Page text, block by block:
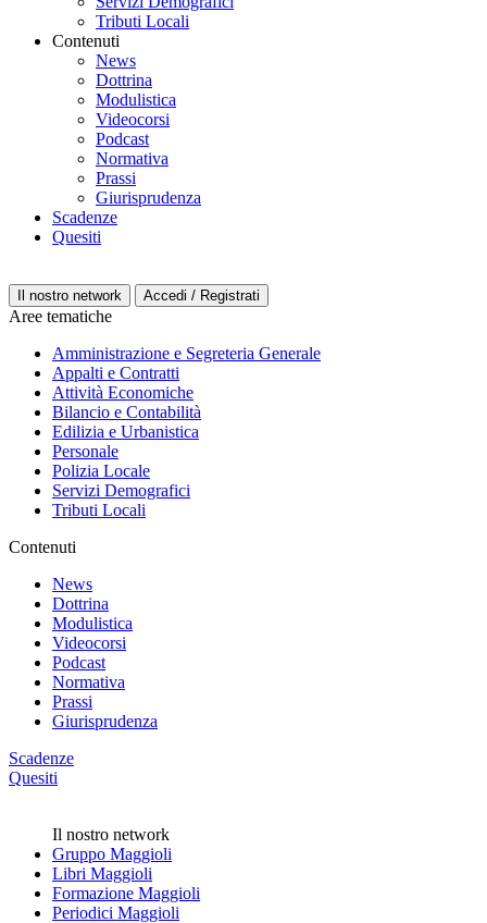
Tributi Locali
Contenuti
News
Dottrina
Modulistica
Videocorsi
Podcast
Normativa
Prassi
Giurisprudenza
Scadenze
Quesiti
Il nostro network Accedi / Registrati
Aree tematiche
Amministrazione e Segreteria Generale
Appalti e Contratti
Attività Economiche
Bilancio e Contabilità
Edilizia e Urbanistica
Personale
Polizia Locale
Servizi Demografici
Tributi Locali
Contenuti
News
Dottrina
Modulistica
Videocorsi
Podcast
Normativa
Prassi
Giurisprudenza
Scadenze
Quesiti
Il nostro network
Gruppo Maggioli
Libri Maggioli
Formazione Maggioli
Periodici Maggioli